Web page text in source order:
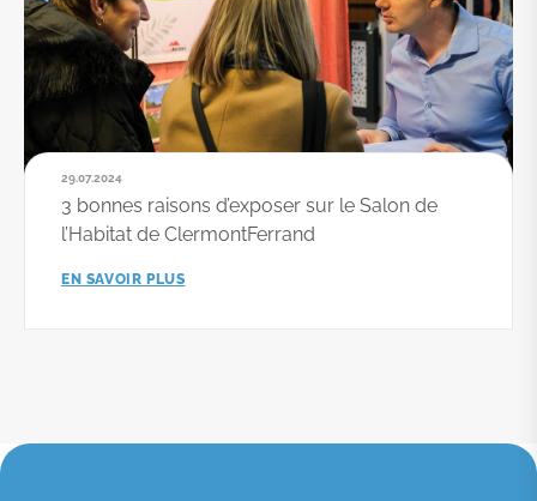
29.07.2024
3 bonnes raisons d’exposer sur le Salon de
l’Habitat de ClermontFerrand
EN SAVOIR PLUS